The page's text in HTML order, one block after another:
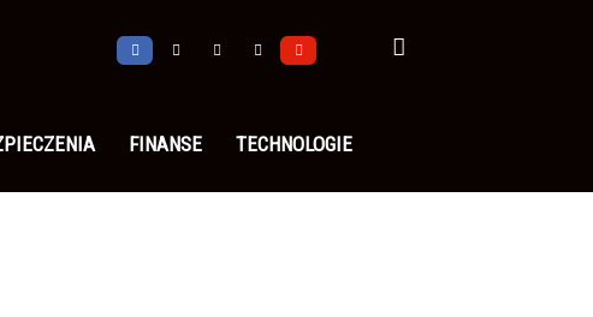
FINANSE TECHNOLOGIE